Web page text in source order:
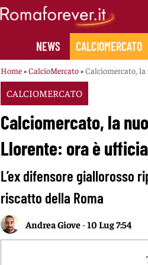
NEWS CALCIOMERCATO
Home»CalcioMercato»Calciomercato, la
CALCIOMERCATO
Calciomercato, la
Llorente: ora è
L’ex difensore giallorosso
riscatto della Roma
Andrea Giove-10 Lug 7:54